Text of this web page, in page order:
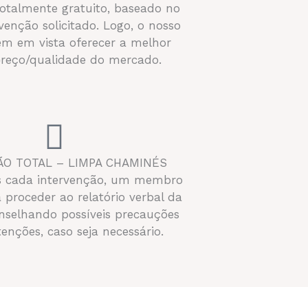
gratuito, baseado no
solicitado. Logo, o nosso
em vista oferecer a melhor
qualidade do mercado.
TOTAL – LIMPA CHAMINÉS
cada intervenção, um membro
proceder ao relatório verbal da
possíveis precauções
caso seja necessário.